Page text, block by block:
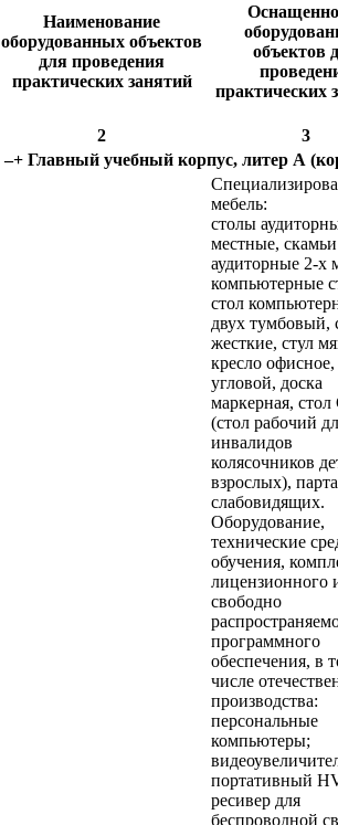
Наименование
оборудованных объектов
для проведения
практических занятий
объектов
практических
2
3
–+ Главный учебный корпус, литер А
мебель:
столы
местные, скамьи
аудиторные 2-х
компьютерные
стол
двух тумбовый,
жесткие, стул
кресло
угловой, доска
маркерная,
(стол рабочий
инвалидов
колясочников
взрослых),
слабовидящих.
Оборудование,
технические
обучения,
лицензионного
свободно
программного
обеспечения, в
числе
производства:
персональные
компьютеры;
портативный
ресивер для
беспроводной